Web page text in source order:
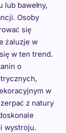
bawełny,
Osoby
się
żaluzje w
w ten trend.
o
w
z natury
wystroju.